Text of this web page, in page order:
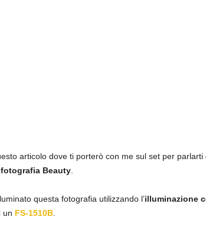
articolo dove ti porterò con me sul set per parlarti
fotografia Beauty.
questa fotografia utilizzando l’illuminazione
FS-1510B.